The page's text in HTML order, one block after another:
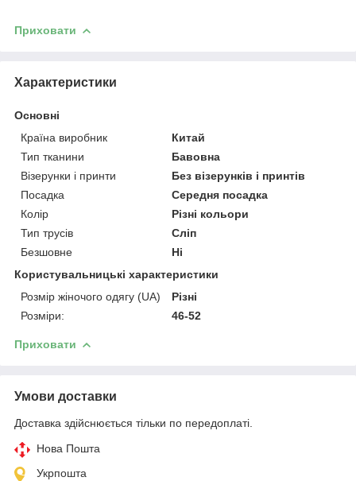
Приховати
Характеристики
Основні
Країна виробник
Китай
Тип тканини
Бавовна
Візерунки і принти
Без візерунків і принтів
Посадка
Середня посадка
Колір
Різні кольори
Тип трусів
Сліп
Безшовне
Ні
Користувальницькі характеристики
Розмір жіночого одягу (UA)
Різні
Розміри:
46-52
Приховати
Умови доставки
Доставка здійснюється тільки по передоплаті.
Нова Пошта
Укрпошта